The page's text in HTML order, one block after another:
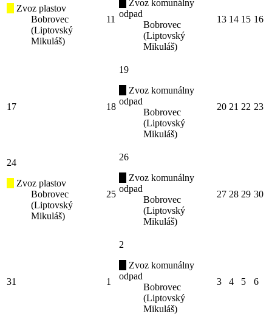
Zvoz plastov
Bobrovec
(Liptovský
Mikuláš)
11
Zvoz komunálny
odpad
Bobrovec
(Liptovský
Mikuláš)
13 14 15 16
17 18
19
Zvoz komunálny
odpad
Bobrovec
(Liptovský
Mikuláš)
20 21 22 23
24
Zvoz plastov
Bobrovec
(Liptovský
Mikuláš)
25
26
Zvoz komunálny
odpad
Bobrovec
(Liptovský
Mikuláš)
27 28 29 30
31 1
2
Zvoz komunálny
odpad
Bobrovec
(Liptovský
Mikuláš)
3 4 5 6